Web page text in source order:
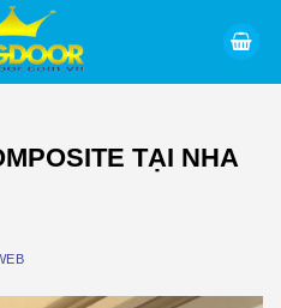
TẠI NHA